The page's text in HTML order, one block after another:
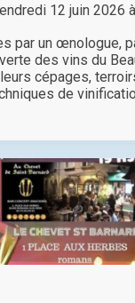
12 juin 2026
par un œnologue,
des vins du
cépages,
de